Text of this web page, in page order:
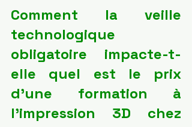
Comment la veille
technologique
obligatoire impacte-t-
elle quel est le prix
d'une formation à
l'impression 3D chez